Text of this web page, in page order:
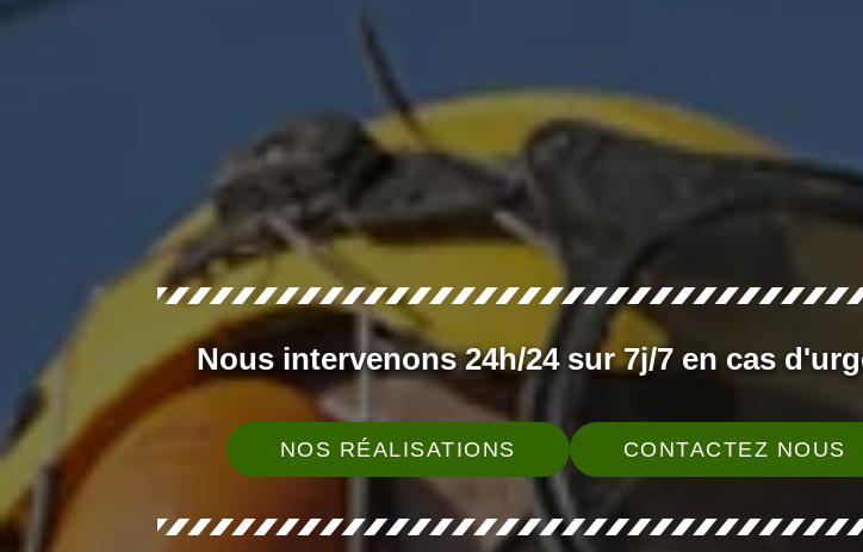
Nous intervenons 24h/24 sur 7j/7 en cas
NOS RÉALISATIONS CONTACTEZ NOUS